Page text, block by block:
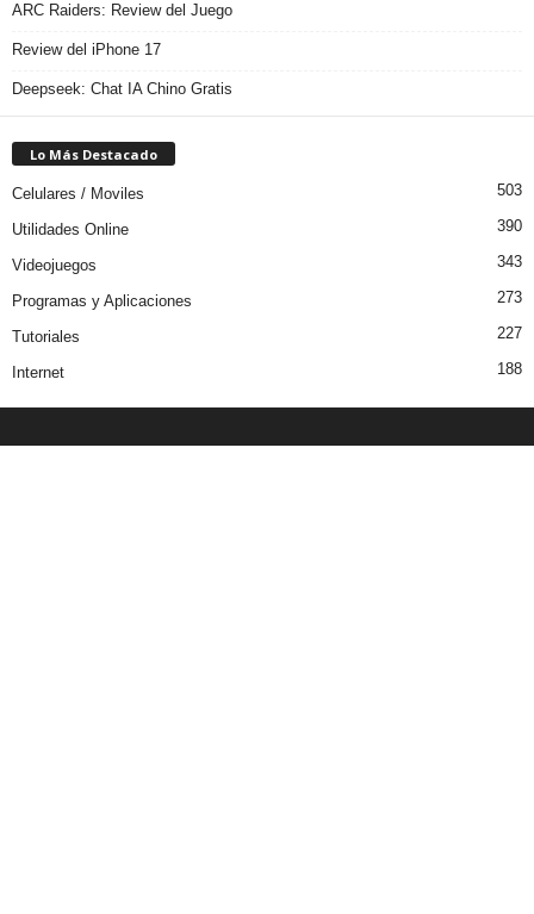
ARC Raiders: Review del Juego
Review del iPhone 17
Deepseek: Chat IA Chino Gratis
Lo Más Destacado
Celulares / Moviles 503
Utilidades Online 390
Videojuegos 343
Programas y Aplicaciones 273
Tutoriales 227
Internet 188